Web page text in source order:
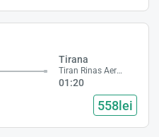
Tirana
Tiran Rinas Aeroport
01:20
558lei